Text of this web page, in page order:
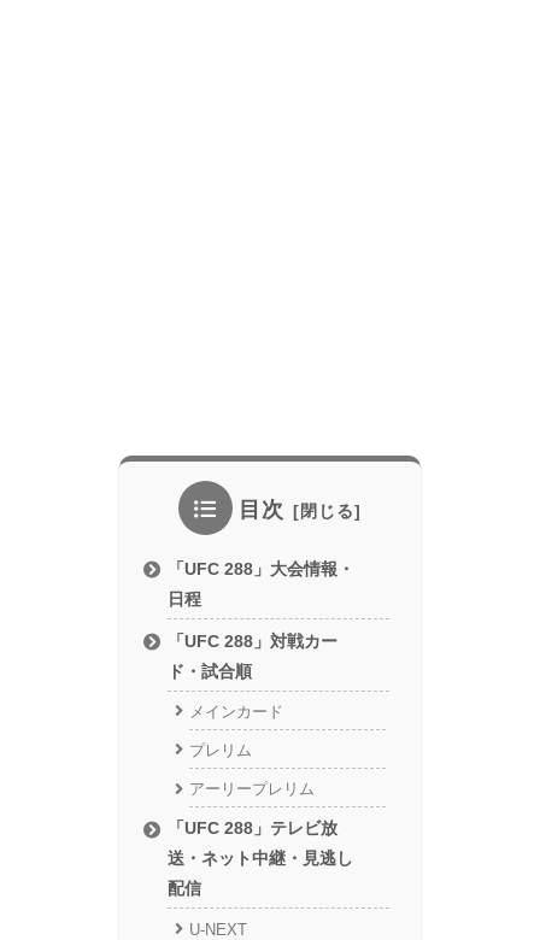
目次
「UFC 288」大会情報・
日程
「UFC 288」対戦カー
ド・試合順
メインカード
プレリム
アーリープレリム
「UFC 288」テレビ放
送・ネット中継・見逃し
配信
U-NEXT